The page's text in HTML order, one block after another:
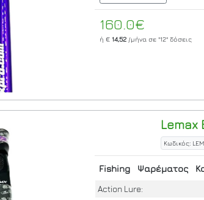
160.0€
ή € 14,52/μήνα σε "12"δόσεις
Lemax
Κωδικός:
Fishing Ψαρέματος
Action Lure: